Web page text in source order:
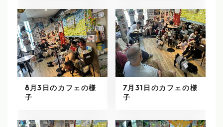
8月3日のカフェの様
子
7月31日のカフェの様
子